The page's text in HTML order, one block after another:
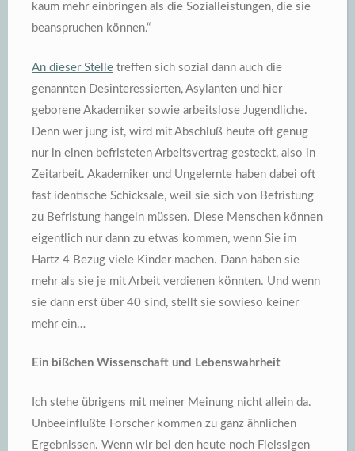
kaum mehr einbringen als die Sozialleistungen, die sie
beanspruchen können.“
An dieser Stelle treffen sich sozial dann auch die
genannten Desinteressierten, Asylanten und hier
geborene Akademiker sowie arbeitslose Jugendliche.
Denn wer jung ist, wird mit Abschluß heute oft genug
nur in einen befristeten Arbeitsvertrag gesteckt, also in
Zeitarbeit. Akademiker und Ungelernte haben dabei oft
fast identische Schicksale, weil sie sich von Befristung
zu Befristung hangeln müssen. Diese Menschen können
eigentlich nur dann zu etwas kommen, wenn Sie im
Hartz 4 Bezug viele Kinder machen. Dann haben sie
mehr als sie je mit Arbeit verdienen könnten. Und wenn
sie dann erst über 40 sind, stellt sie sowieso keiner
mehr ein…
Ein bißchen Wissenschaft und Lebenswahrheit
Ich stehe übrigens mit meiner Meinung nicht allein da.
Unbeeinflußte Forscher kommen zu ganz ähnlichen
Ergebnissen. Wenn wir bei den heute noch Fleissigen